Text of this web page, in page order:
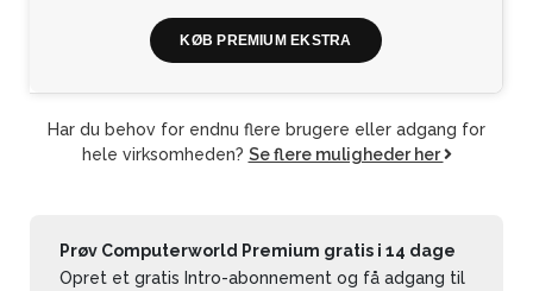
KØB PREMIUM EKSTRA
Har du behov for endnu flere brugere eller adgang for
hele virksomheden? Se flere muligheder her
Prøv Computerworld Premium gratis i 14 dage
Opret et gratis Intro-abonnement og få adgang til